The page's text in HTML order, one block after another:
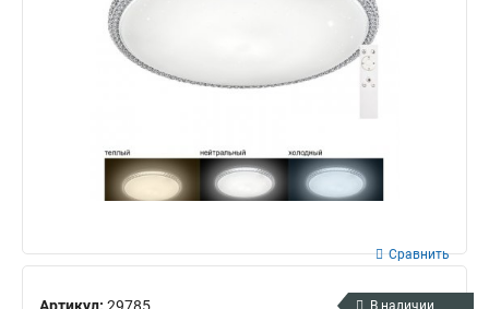
Артикул: 29785
Сравнить
В наличии